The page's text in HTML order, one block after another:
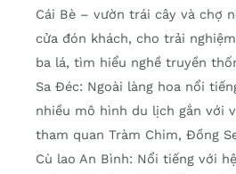
Cái Bè – vườn trái cây và chợ
cửa đón khách, cho trải
ba lá, tìm hiểu nghề truyền
Sa Đéc: Ngoài làng hoa nổi
nhiều mô hình du lịch gắn với
tham quan Tràm Chim, Đồng
Cù lao An Bình: Nổi tiếng với